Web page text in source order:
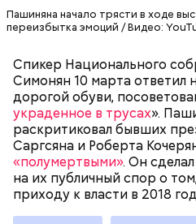
Пашиняна начало трясти в ходе
переизбытка эмоций / Видео:
Спикер Национального
Симонян 10 марта ответил
дорогой обуви,
украденное в трусах».
раскритиковал бывших
Саргсяна и Роберта
«полумертвыми». Он
на их публичный спор о
приходу к власти в 2018
Фото: public domain